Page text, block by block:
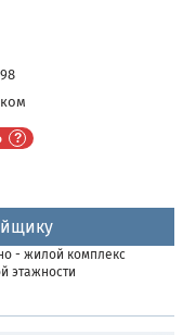
- жилой комплекс
этажности
с концепцией